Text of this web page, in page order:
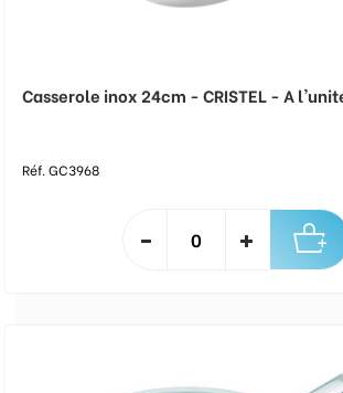
Casserole inox 24cm - CRISTEL - A
Réf. GC3968